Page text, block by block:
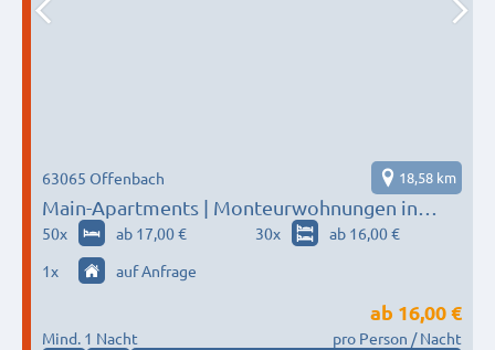
Main-Apartments | Monteurwohnungen in
Offenbach / Frankfurt
63065 Offenbach 18,58 km
50x ab 17,00 € 30x
ab 16,00 €
1x auf Anfrage
Mind. 1 Nacht
ab 16,00 €
pro Person / Nacht